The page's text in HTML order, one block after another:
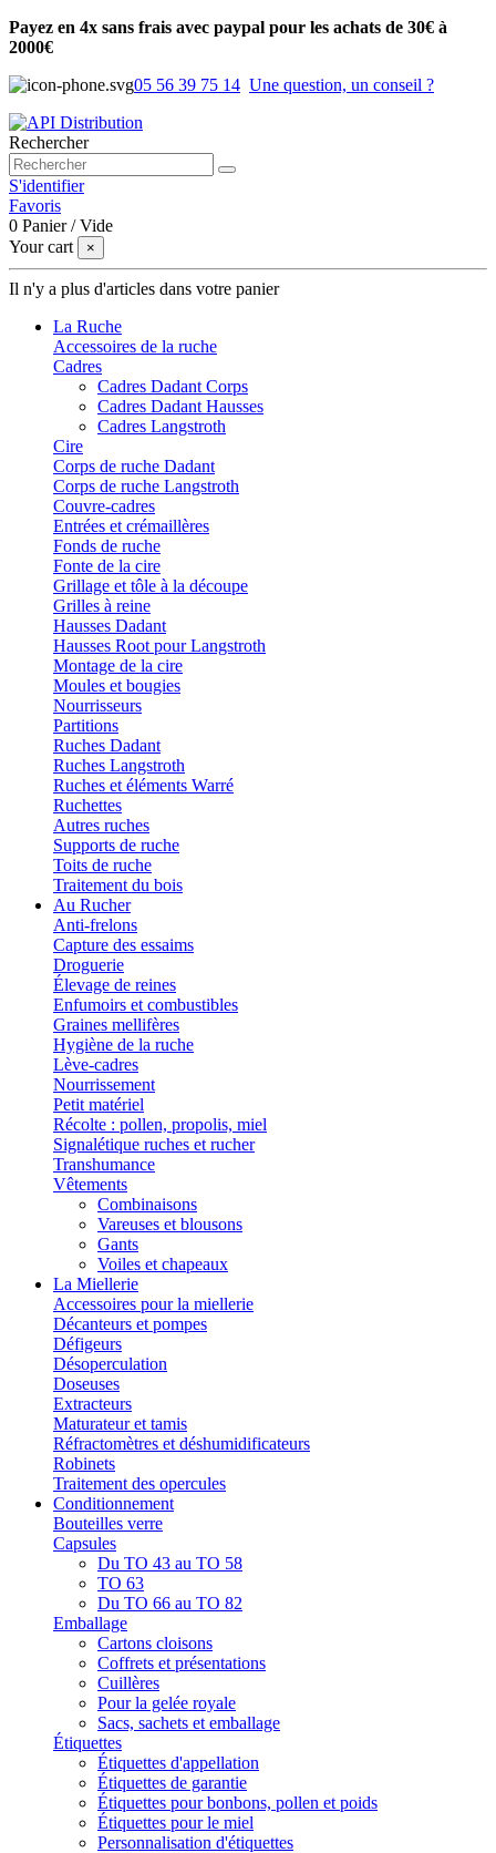
Payez en 4x sans frais avec paypal pour les achats de 30€ à
2000€
05 56 39 75 14 Une question, un conseil ?
Rechercher
S'identifier
Favoris
0 Panier /Vide
Your cart
×
Il n'y a plus d'articles dans votre panier
La Ruche
Accessoires de la ruche
Cadres
Cadres Dadant Corps
Cadres Dadant Hausses
Cadres Langstroth
Cire
Corps de ruche Dadant
Corps de ruche Langstroth
Couvre-cadres
Entrées et crémaillères
Fonds de ruche
Fonte de la cire
Grillage et tôle à la découpe
Grilles à reine
Hausses Dadant
Hausses Root pour Langstroth
Montage de la cire
Moules et bougies
Nourrisseurs
Partitions
Ruches Dadant
Ruches Langstroth
Ruches et éléments Warré
Ruchettes
Autres ruches
Supports de ruche
Toits de ruche
Traitement du bois
Au Rucher
Anti-frelons
Capture des essaims
Droguerie
Élevage de reines
Enfumoirs et combustibles
Graines mellifères
Hygiène de la ruche
Lève-cadres
Nourrissement
Petit matériel
Récolte : pollen, propolis, miel
Signalétique ruches et rucher
Transhumance
Vêtements
Combinaisons
Vareuses et blousons
Gants
Voiles et chapeaux
La Miellerie
Accessoires pour la miellerie
Décanteurs et pompes
Défigeurs
Désoperculation
Doseuses
Extracteurs
Maturateur et tamis
Réfractomètres et déshumidificateurs
Robinets
Traitement des opercules
Conditionnement
Bouteilles verre
Capsules
Du TO 43 au TO 58
TO 63
Du TO 66 au TO 82
Emballage
Cartons cloisons
Coffrets et présentations
Cuillères
Pour la gelée royale
Sacs, sachets et emballage
Étiquettes
Étiquettes d'appellation
Étiquettes de garantie
Étiquettes pour bonbons, pollen et poids
Étiquettes pour le miel
Personnalisation d'étiquettes